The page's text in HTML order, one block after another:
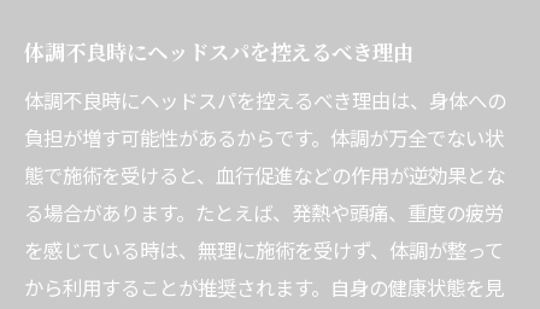
体調不良時にヘッドスパを控えるべき理由
体調不良時にヘッドスパを控えるべき理由は、身体への
負担が増す可能性があるからです。体調が万全でない状
態で施術を受けると、血行促進などの作用が逆効果とな
る場合があります。たとえば、発熱や頭痛、重度の疲労
を感じている時は、無理に施術を受けず、体調が整って
から利用することが推奨されます。自身の健康状態を見